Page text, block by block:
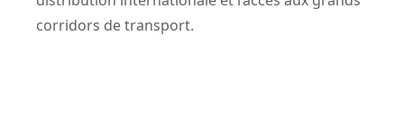
corridors de transport.